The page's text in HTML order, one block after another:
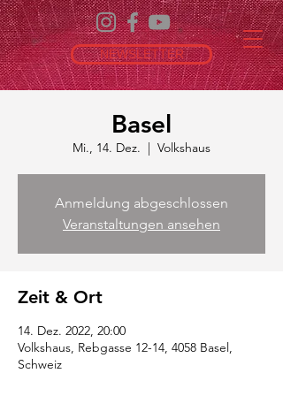
NEWSLETTER
Basel
Mi., 14. Dez.
  |
Volkshaus
Anmeldung abgeschlossen
Veranstaltungen ansehen
Zeit & Ort
14. Dez. 2022, 20:00
Volkshaus, Rebgasse 12-14, 4058 Basel,
Schweiz